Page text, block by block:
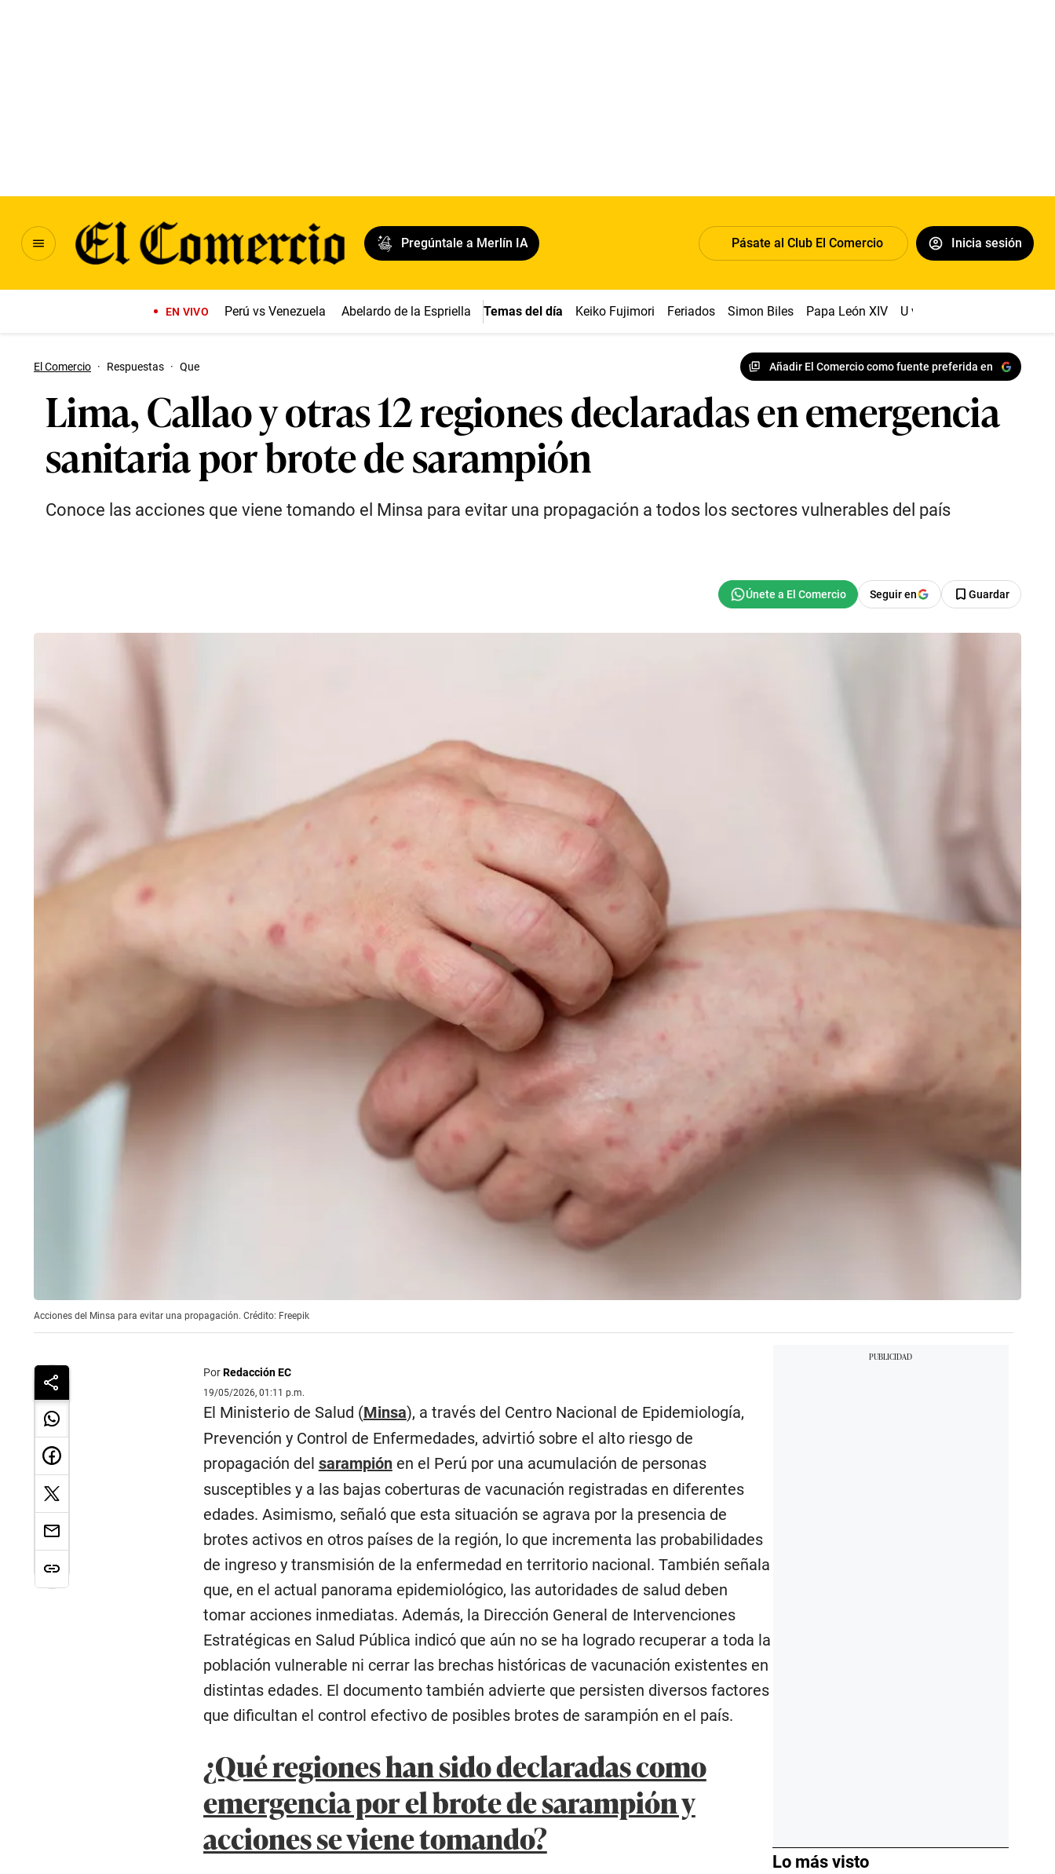
Pregúntale a Merlín IA Pásate al Club El Comercio Inicia sesión
EN VIVO Perú vs Venezuela Abelardo de la Espriella Temas del día Keiko Fujimori Feriados Simon Biles Papa León XIV U vs Cristal
El Comercio · Respuestas · Que Añadir El Comercio como fuente preferida en
Lima, Callao y otras 12 regiones declaradas en emergencia
sanitaria por brote de sarampión
Conoce las acciones que viene tomando el Minsa para evitar una propagación a todos los sectores vulnerables del país
Seguir en Guardar
Acciones del Minsa para evitar una propagación. Crédito: Freepik
PorRedacción EC
19/05/2026, 01:11 p.m.
El Ministerio de Salud (Minsa), a través del Centro Nacional de Epidemiología,
Prevención y Control de Enfermedades, advirtió sobre el alto riesgo de
propagación del sarampiónen el Perú por una acumulación de personas
susceptibles y a las bajas coberturas de vacunación registradas en diferentes
edades. Asimismo, señaló que esta situación se agrava por la presencia de
brotes activos en otros países de la región, lo que incrementa las probabilidades
de ingreso y transmisión de la enfermedad en territorio nacional. También señala
que, en el actual panorama epidemiológico, las autoridades de salud deben
tomar acciones inmediatas. Además, la Dirección General de Intervenciones
Estratégicas en Salud Pública indicó que aún no se ha logrado recuperar a toda la
población vulnerable ni cerrar las brechas históricas de vacunación existentes en
distintas edades. El documento también advierte que persisten diversos factores
que dificultan el control efectivo de posibles brotes de sarampión en el país.
¿Qué regiones han sido declaradas como
emergencia por el brote de sarampión y
acciones se viene tomando?
Lo más visto